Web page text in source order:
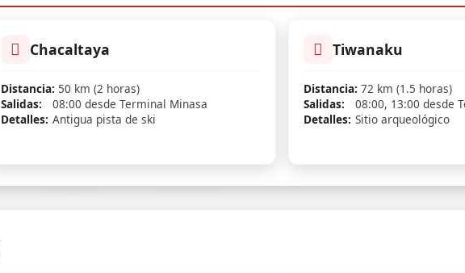
Chacaltaya
Distancia: 50 km (2 horas)
Salidas:
08:00 desde Terminal Minasa
Detalles: Antigua pista de ski
Tiwanaku
Distancia: 72 km (1.5 horas)
Salidas:
08:00, 13:00 desde
Detalles: Sitio arqueológico